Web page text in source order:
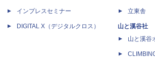
インプレスセミナー
DIGITAL X（デジタルクロス）
立東舎
山と溪谷社
山と溪谷